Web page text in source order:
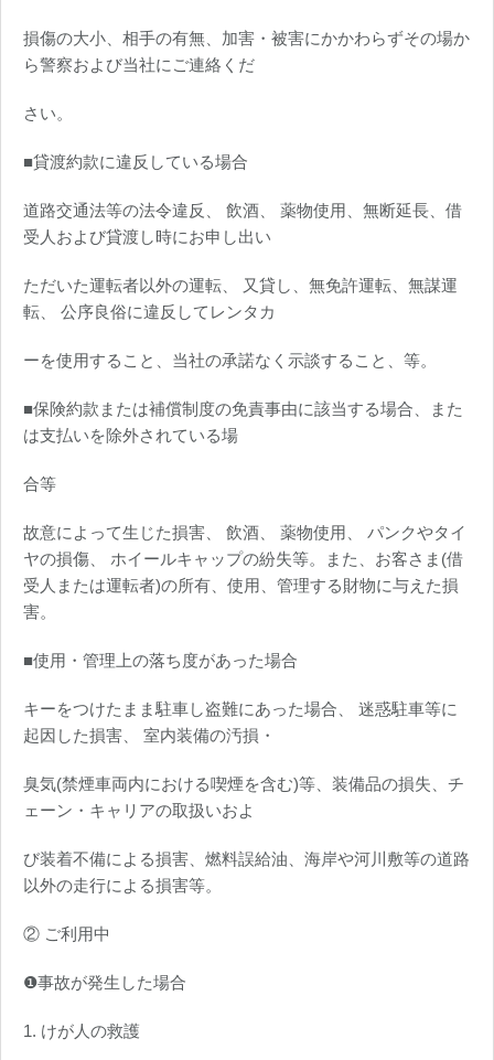
損傷の大小、相手の有無、加害・被害にかかわらずその場か
ら警察および当社にご連絡くだ
さい。
■貸渡約款に違反している場合
道路交通法等の法令違反、 飲酒、 薬物使用、無断延長、借
受人および貸渡し時にお申し出い
ただいた運転者以外の運転、 又貸し、無免許運転、無謀運
転、 公序良俗に違反してレンタカ
ーを使用すること、当社の承諾なく示談すること、等。
■保険約款または補償制度の免責事由に該当する場合、また
は支払いを除外されている場
合等
故意によって生じた損害、 飲酒、 薬物使用、 パンクやタイ
ヤの損傷、 ホイールキャップの紛失等。また、お客さま(借
受人または運転者)の所有、使用、管理する財物に与えた損
害。
■使用・管理上の落ち度があった場合
キーをつけたまま駐車し盗難にあった場合、 迷惑駐車等に
起因した損害、 室内装備の汚損・
臭気(禁煙車両内における喫煙を含む)等、装備品の損失、チ
ェーン・キャリアの取扱いおよ
び装着不備による損害、燃料誤給油、海岸や河川敷等の道路
以外の走行による損害等。
② ご利用中
❶事故が発生した場合
1. けが人の救護